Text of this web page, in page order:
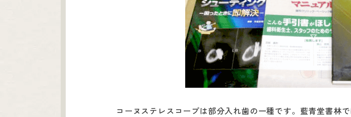
コーヌステレスコープは部分入れ歯の一種です。藍青堂書林